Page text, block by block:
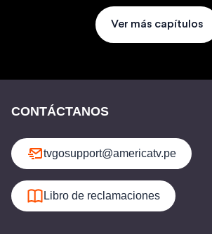
Ver más capítulos
CONTÁCTANOS
tvgosupport@americatv.pe
Libro de reclamaciones